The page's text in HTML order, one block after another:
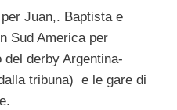
Juan,. Baptista e
Sud America per
derby Argentina-
tribuna) e le gare di